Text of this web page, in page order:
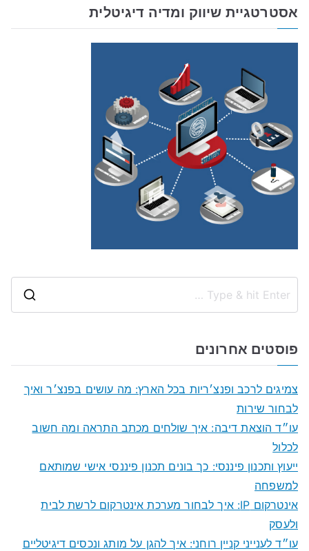
אסטרטגיית שיווק ומדיה דיגיטלית
פוסטים אחרונים
צמיגים לרכב ופנצ׳ריות בכל הארץ: מה עושים בפנצ׳ר ואיך
לבחור שירות
עו״ד הוצאת דיבה: איך שולחים מכתב התראה ומה חשוב
לכלול
ייעוץ ותכנון פיננסי: כך בונים תכנון פיננסי אישי שמותאם
למשפחה
אינטרקום IP: איך לבחור מערכת אינטרקום לרשת לבית
ולעסק
עו״ד לענייני קניין רוחני: איך להגן על מותג ונכסים דיגיטליים